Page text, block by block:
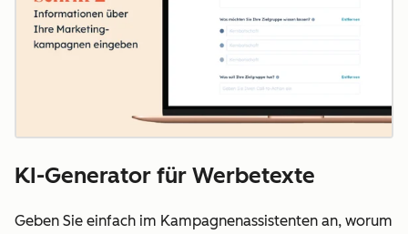
KI-Generator für Werbetexte
Geben Sie einfach im Kampagnenassistenten an, worum